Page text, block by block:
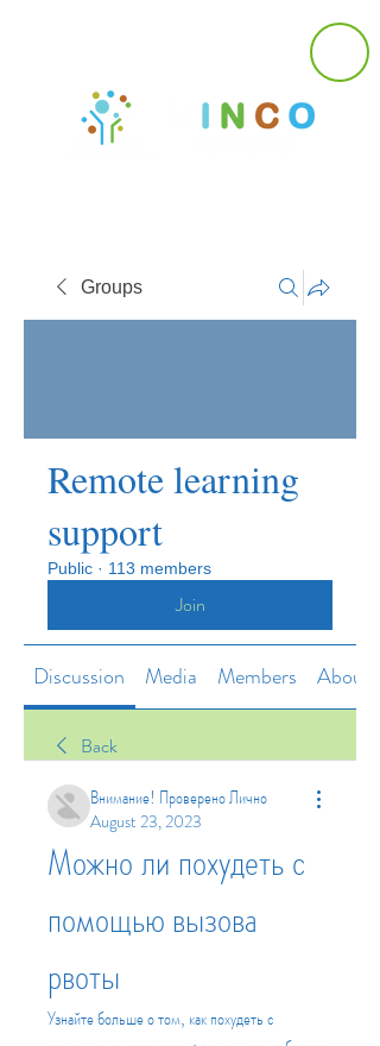
Groups
Remote learning
support
Public · 113 members
Join
Discussion Media Members About
Back
Внимание! Проверено Лично
August 23, 2023
Можно ли похудеть с
помощью вызова
рвоты
Узнайте больше о том, как похудеть с